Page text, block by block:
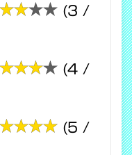
(3 /
(4 /
(5 /